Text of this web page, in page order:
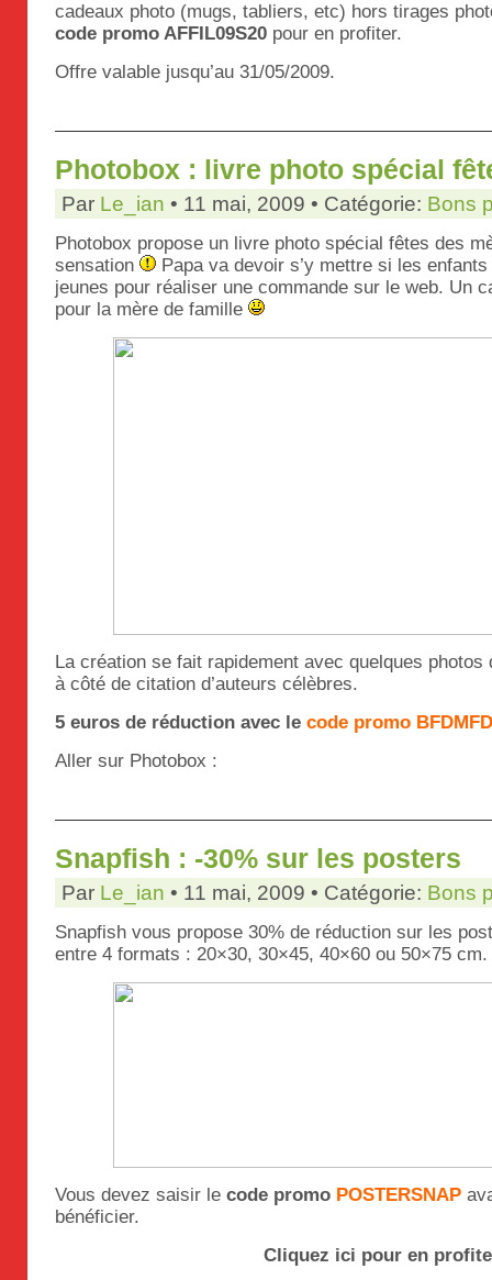
cadeaux photo (mugs, tabliers, etc) hors tirages
code promo AFFIL09S20 pour en profiter.
Offre valable jusqu’au 31/05/2009.
Photobox : livre photo spécial
Par Le_ian • 11 mai, 2009 • Catégorie: Bons
Photobox propose un livre photo spécial fêtes des
sensation
Papa va devoir s’y mettre si les
jeunes pour réaliser une commande sur le web. Un
pour la mère de famille
La création se fait rapidement avec quelques
à côté de citation d’auteurs célèbres.
5 euros de réduction avec le code promo
Aller sur Photobox :
Snapfish : -30% sur les posters
Par Le_ian • 11 mai, 2009 • Catégorie: Bons
Snapfish vous propose 30% de réduction sur les
entre 4 formats : 20×30, 30×45, 40×60 ou 50×75 cm.
Vous devez saisir le code promo POSTERSNAP
bénéficier.
Cliquez ici pour en